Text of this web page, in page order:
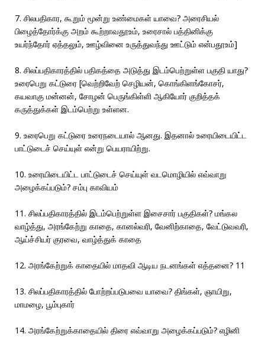
7. சிலபதிகார, கூறும் மூன்று உண்மைகள் யாவை? அரைசியல்
பிழைத்தோர்க்கு அறம் கூற்றாவதூஉம், உரைசால் பத்தினிக்கு
உயர்ந்தோர் ஏத்தலும், ஊழ்வினை உருத்துவந்து ஊட்டும் என்பதூஉம்]
8. சிலப்பதிகாரத்தில் பதிகத்தை அடுத்து இடம்பெற்றுள்ள பகுதி யாது?
உரைபெறு கட்டுரை [வெற்றிவேற் செழியன், கொங்கிளங்கோசர்,
கயவாகு மன்னன், சோழன் பெருங்கிள்ளி ஆகியோர் குறித்தக்
கருத்துக்கள் இடம்பெற்று உள்ளன.
9. உரைபெறு கட்டுரை உரைநடையால் ஆனது. இதனால் உரையிடையிட்ட
பாட்டுடைச் செய்யுள் என்று பெயராயிற்று.
10. உரையிடையிட்ட பாட்டுடைச் செய்யுள் வடமொழியில் எவ்வாறு
அழைக்கப்படும்? சம்பு காவியம்
11. சிலப்பதிகாரத்தில் இடம்பெற்றுள்ள இசைசார் பகுதிகள்? மங்கல
வாழ்த்து, அரங்கேற்று காதை, கானல்வரி, வேனிற்காதை, வேட்டுவவரி,
ஆய்ச்சியர் குரவை, வாழ்த்துக் காதை
12. அரங்கேற்றுக் காதையில் மாதவி ஆடிய நடனங்கள் எத்தனை? 11
13. சிலப்பதிகாரத்தில் போற்றப்படுபவை யாவை? திங்கள், ஞாயிறு,
மாமழை, பூம்புகார்
14. அரங்கேற்றுக்காதையில் திரை எவ்வாறு அழைக்கப்படும்? எழினி